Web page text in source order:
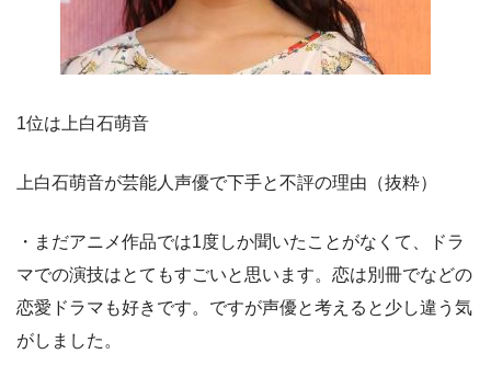
1位は上白石萌音
上白石萌音が芸能人声優で下手と不評の理由（抜粋）
・まだアニメ作品では1度しか聞いたことがなくて、ドラ
マでの演技はとてもすごいと思います。恋は別冊でなどの
恋愛ドラマも好きです。ですが声優と考えると少し違う気
がしました。